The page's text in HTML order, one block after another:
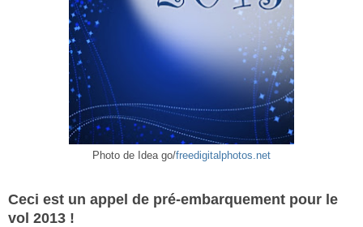
Photo de Idea go/freedigitalphotos.net
Ceci est un appel de pré-embarquement pour le
vol 2013 !